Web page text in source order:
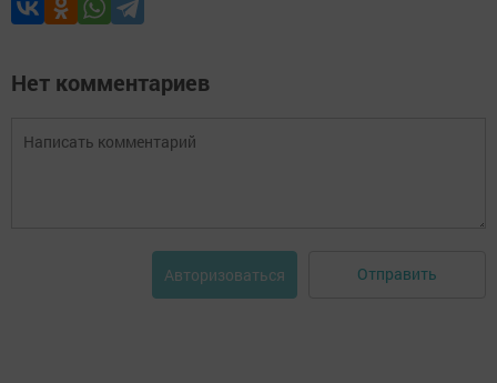
Нет комментариев
Авторизоваться Отправить